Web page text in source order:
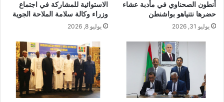
أنطون الصحناوي في مأدبة عشاء
حضرها نتنياهو بواشنطن
يوليو 31, 2026
الاستوائية للمشاركة في اجتماع
وزراء وكالة سلامة الملاحة الجوية
يوليو 8, 2026